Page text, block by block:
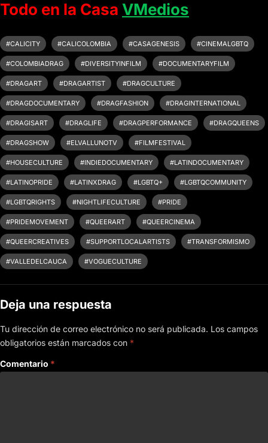
Todo en la Casa VMedios
#CALICITY #CALICOLOMBIA #CASAGENESIS #CINEMALGBTQ
#COLOMBIADRAG #DIVERSITYINFILM #DOCUMENTARYFILM
#DRAGART #DRAGARTIST #DRAGCULTURE
#DRAGDOCUMENTARY #DRAGFASHION #DRAGINTERNATIONAL
#DRAGISART #DRAGLIFE #DRAGPERFORMANCE #DRAGQUEENS
#DRAGSHOW #ELVALLUNOTV #FILMFESTIVAL
#HOUSECULTURE #INDIEDOCUMENTARY #LATINDOCUMENTARY
#LATINOPRIDE #LATINXDRAG #LGBTQ+ #LGBTQCOMMUNITY
#LGBTQRIGHTS #NIGHTLIFECULTURE #PRIDE
#PRIDEMOVEMENT #QUEERART #QUEERCINEMA
#QUEERCREATIVES #SUPPORTLOCALARTISTS #TRANSFORMISMO
#VALLEDELCAUCA #VOGUECULTURE
Deja una respuesta
Tu dirección de correo electrónico no será publicada. Los campos
obligatorios están marcados con *
Comentario *